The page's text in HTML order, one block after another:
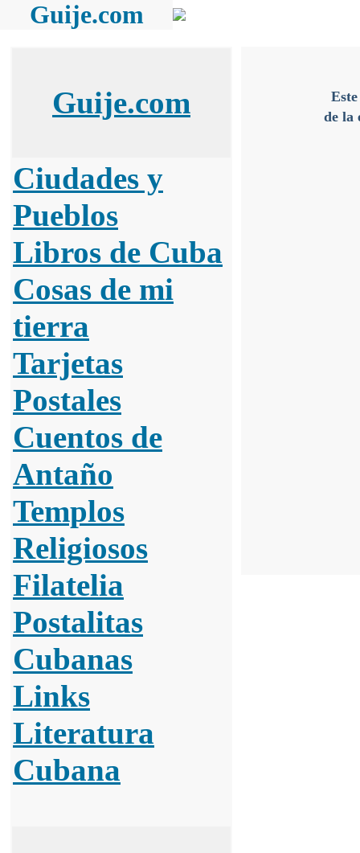
Guije.com
Guije.com
Ciudades y
Pueblos
Libros de Cuba
Cosas de mi
tierra
Tarjetas
Postales
Cuentos de
Antaño
Templos
Religiosos
Filatelia
Postalitas
Cubanas
Links
Literatura
Cubana
de la